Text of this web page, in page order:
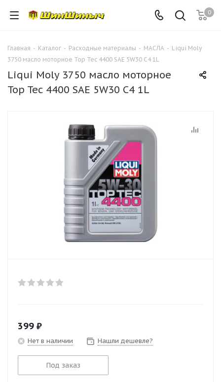
0
Главная - Каталог - Расходные материалы - МАСЛА - Liqui Moly
3750 масло моторное Top Tec 4400 SAE 5W30 C4 1L
Liqui Moly 3750 масло моторное
Top Tec 4400 SAE 5W30 C4 1L
399 ₽
Нет в наличии Нашли дешевле?
Под заказ